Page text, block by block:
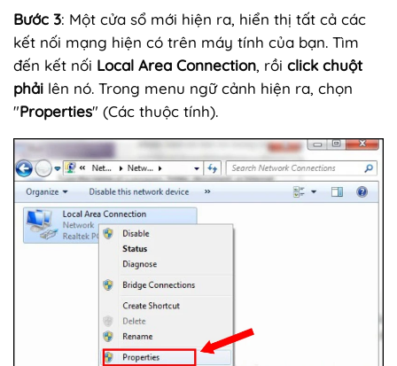
Bước 3: Một cửa sổ mới hiện ra, hiển thị tất cả các
kết nối mạng hiện có trên máy tính của bạn. Tìm
đến kết nối Local Area Connection, rồi click chuột
phải lên nó. Trong menu ngữ cảnh hiện ra, chọn
"Properties" (Các thuộc tính).